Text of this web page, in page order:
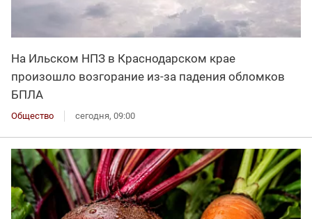
На Ильском НПЗ в Краснодарском крае
произошло возгорание из-за падения обломков
БПЛА
Общество сегодня, 09:00